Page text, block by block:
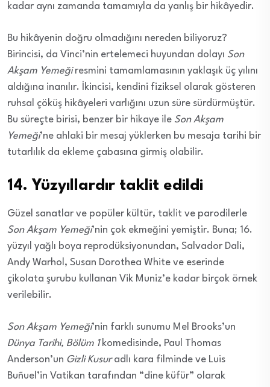
kadar aynı zamanda tamamıyla da yanlış bir hikâyedir.
Bu hikâyenin doğru olmadığını nereden biliyoruz?
Birincisi, da Vinci’nin ertelemeci huyundan dolayı Son
Akşam Yemeğiresmini tamamlamasının yaklaşık üç yılını
aldığına inanılır. İkincisi, kendini fiziksel olarak gösteren
ruhsal çöküş hikâyeleri varlığını uzun süre sürdürmüştür.
Bu süreçte birisi, benzer bir hikaye ile Son Akşam
Yemeği’ne ahlaki bir mesaj yüklerken bu mesaja tarihi bir
tutarlılık da ekleme çabasına girmiş olabilir.
14. Yüzyıllardır taklit edildi
Güzel sanatlar ve popüler kültür, taklit ve parodilerle
Son Akşam Yemeği’nin çok ekmeğini yemiştir. Buna; 16.
yüzyıl yağlı boya reprodüksiyonundan, Salvador Dali,
Andy Warhol, Susan Dorothea White ve eserinde
çikolata şurubu kullanan Vik Muniz’e kadar birçok örnek
verilebilir.
Son Akşam Yemeği’nin farklı sunumu Mel Brooks’un
Dünya Tarihi, Bölüm 1komedisinde, Paul Thomas
Anderson’un Gizli Kusuradlı kara filminde ve Luis
Buñuel’in Vatikan tarafından “dine küfür” olarak